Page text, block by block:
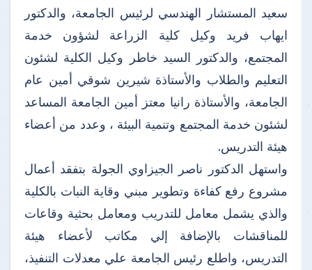
سعيد المستشار الهندسي لرئيس الجامعة، والدكتور
ايهاب فريد وكيل كلية الزراعة لشؤون خدمة
المجتمع، والدكتور السيد خاطر وكيل الكلية لشئون
التعليم والطلاب والأستاذة شيرين شوقي أمين عام
الجامعة، والأستاذة رانيا معتز أمين الجامعة المساعد
لشئون خدمة المجتمع وتنمية البيئة ، وعدد من أعضاء
هيئة التدريس.
واستهل الدكتور ناصر الجيزاوي الجولة بتفقد أعمال
مشروع رفع كفاءة وتطوير مبني وقاية النبات بالكلية
والذي يشمل معامل للتدريب ومعامل بحثية وقاعات
للمناقشات بالإضافة إلي مكاتب لأعضاء هيئة
التدريس، واطلع رئيس الجامعة علي معدلات التنفيذ،